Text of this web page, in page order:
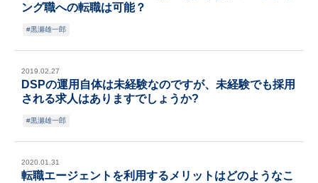
ング職への転職は可能？
黒瀬雄一郎
2019.02.27
DSPの運用自体は未経験なのですが、未経験でも採用
される求人はありますでしょうか?
黒瀬雄一郎
2020.01.31
転職エージェントを利用するメリットはどのようなこ